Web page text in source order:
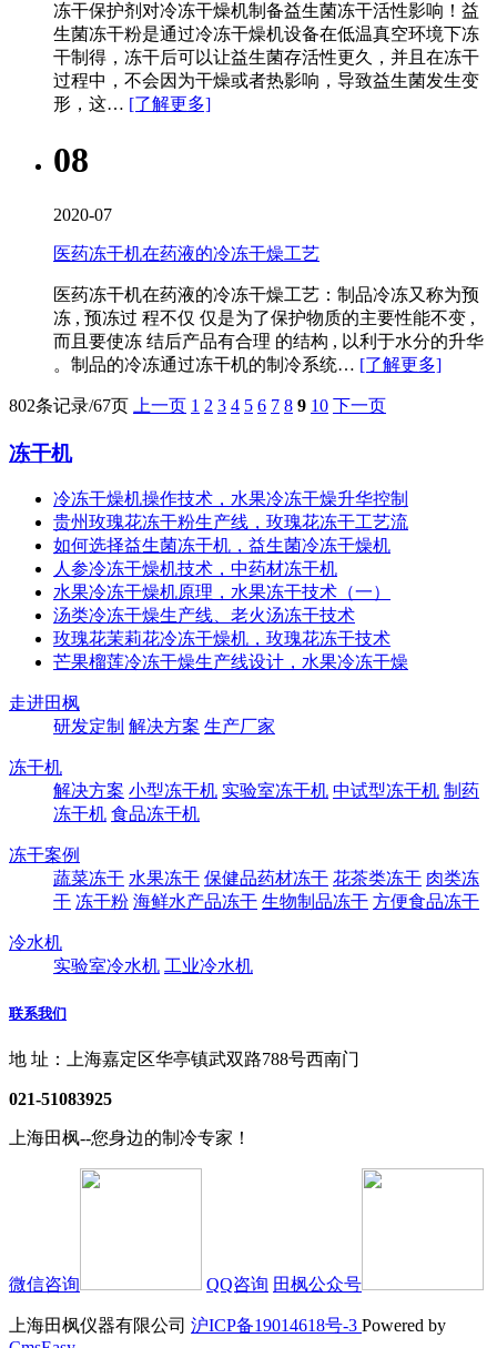
冻干保护剂对冷冻干燥机​制备益生菌冻干活性影响！益
生菌冻干粉是通过冷冻干燥机设备在低温真空环境下冻
干制得，冻干后可以让益生菌存活性更久，并且在冻干
过程中，不会因为干燥或者热影响，导致益生菌发生变
形，这… [了解更多]
08
2020-07
医药冻干机在药液的冷冻干燥工艺
医药冻干机​在药液的冷冻干燥工艺：制品冷冻又称为预
冻 , 预冻过 程不仅 仅是为了保护物质的主要性能不变 ,
而且要使冻 结后产品有合理 的结构 , 以利于水分的升华
。制品的冷冻通过冻干机的制冷系统… [了解更多]
802条记录/67页 上一页 1 2 3 4 5 6 7 8 9 10 下一页
冻干机
冷冻干燥机操作技术，水果冷冻干燥升华控制
贵州玫瑰花冻干粉生产线，玫瑰花冻干工艺流
如何选择益生菌冻干机，益生菌冷冻干燥机
人参冷冻干燥机技术，中药材冻干机
水果冷冻干燥机原理，水果冻干技术（一）
汤类冷冻干燥生产线、老火汤冻干技术
玫瑰花茉莉花冷冻干燥机，玫瑰花冻干技术
芒果榴莲冷冻干燥生产线设计，水果冷冻干燥
走进田枫
研发定制 解决方案 生产厂家
冻干机
解决方案 小型冻干机 实验室冻干机 中试型冻干机 制药
冻干机 食品冻干机
冻干案例
蔬菜冻干 水果冻干 保健品药材冻干 花茶类冻干 肉类冻
干 冻干粉 海鲜水产品冻干 生物制品冻干 方便食品冻干
冷水机
实验室冷水机 工业冷水机
联系我们
地 址：上海嘉定区华亭镇武双路788号西南门
021-51083925
上海田枫--您身边的制冷专家！
微信咨询 QQ咨询 田枫公众号
上海田枫仪器有限公司 沪ICP备19014618号-3 Powered by